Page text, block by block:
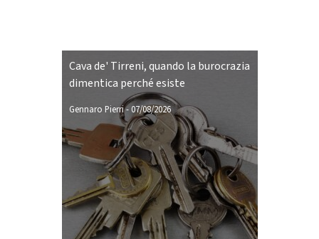
Cava de' Tirreni, quando la burocrazia
dimentica perché esiste
Gennaro Pierri- 07/08/2026